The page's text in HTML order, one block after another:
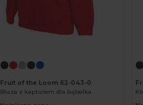
Fruit of the Loom 62-043-0
Bluza z kapturem dla bąbelka